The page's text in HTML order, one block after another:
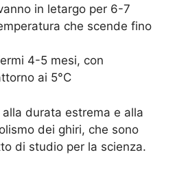
in letargo per 6-7
che scende fino
4-5 mesi, con
ai 5°C
durata estrema e alla
dei ghiri, che sono
di studio per la scienza.